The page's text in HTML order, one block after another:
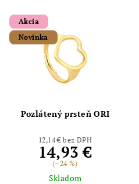
Akcia
Novinka
Pozlátený prsteň ORI
12,14 € bez DPH
14,93 €
(–24 %)
Skladom